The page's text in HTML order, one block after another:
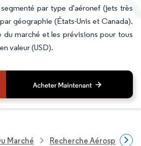
par type d'aéronef (jets très
géographie (États-Unis et Canada).
du marché et les prévisions pour tous
valeur (USD).
Marché Recherche Aérospatiale